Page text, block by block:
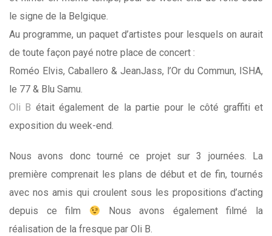
le signe de la Belgique.
Au programme, un paquet d’artistes pour lesquels on aurait
de toute façon payé notre place de concert :
Roméo Elvis, Caballero & JeanJass, l’Or du Commun, ISHA,
le 77 & Blu Samu.
Oli B était également de la partie pour le côté graffiti et
exposition du week-end.
Nous avons donc tourné ce projet sur 3 journées. La
première comprenait les plans de début et de fin, tournés
avec nos amis qui croulent sous les propositions d’acting
depuis ce film
Nous avons également filmé la
réalisation de la fresque par Oli B.